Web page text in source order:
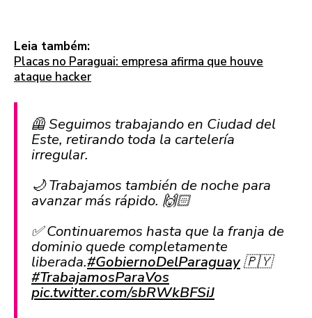
Leia também:
Placas no Paraguai: empresa afirma que houve
ataque hacker
🦺 Seguimos trabajando en Ciudad del
Este, retirando toda la cartelería
irregular.
🌙 Trabajamos también de noche para
avanzar más rápido. 🙌🏻
✅ Continuaremos hasta que la franja de
dominio quede completamente
liberada.#GobiernoDelParaguay🇵🇾
#TrabajamosParaVos
pic.twitter.com/sbRWkBFSiJ